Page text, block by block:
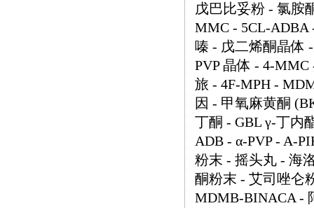
戊巴比妥粉 - 氯胺
MMC - 5CL-ADBA
嗪 - 戊二烯酮晶体
PVP 晶体 - 4-
旅 - 4F-MPH -
因 - 甲氧麻黄酮
丁酮 - GBL γ-丁内
ADB - α-PVP - A-
粉末 - 摇头丸 - 海
酮粉末 - 艾司唑仑
MDMB-BINACA -